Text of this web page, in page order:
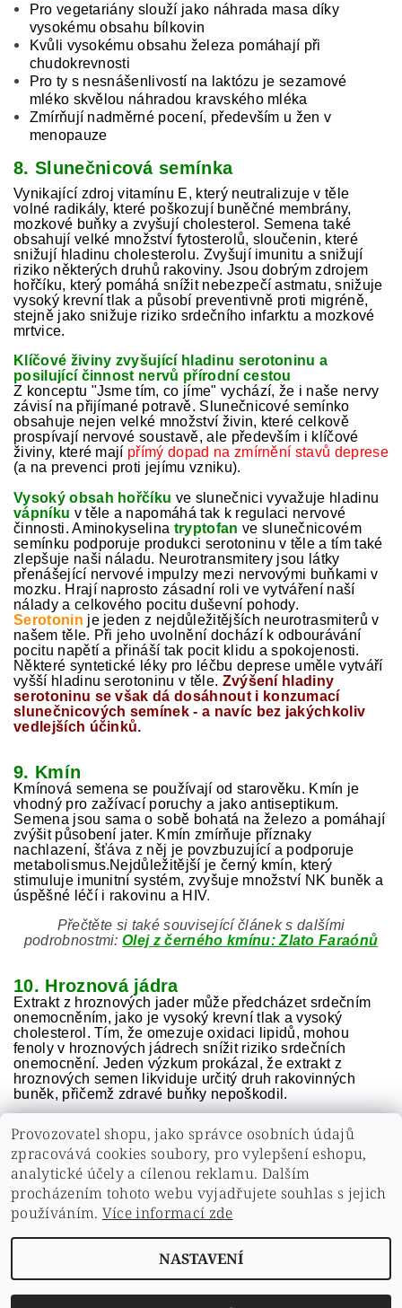
Pro vegetariány slouží jako náhrada masa díky
vysokému obsahu bílkovin
Kvůli vysokému obsahu železa pomáhají při
chudokrevnosti
Pro ty s nesnášenlivostí na laktózu je sezamové
mléko skvělou náhradou kravského mléka
Zmírňují nadměrné pocení, především u žen v
menopauze
8. Slunečnicová semínka
Vynikající zdroj vitamínu E, který neutralizuje v těle
volné radikály, které poškozují buněčné membrány,
mozkové buňky a zvyšují cholesterol. Semena také
obsahují velké množství fytosterolů, sloučenin, které
snižují hladinu cholesterolu. Zvyšují imunitu a snižují
riziko některých druhů rakoviny. Jsou dobrým zdrojem
hořčíku, který pomáhá snížit nebezpečí astmatu, snižuje
vysoký krevní tlak a působí preventivně proti migréně,
stejně jako snižuje riziko srdečního infarktu a mozkové
mrtvice.
Klíčové živiny zvyšující hladinu serotoninu a
posilující činnost nervů přírodní cestou
Z konceptu "Jsme tím, co jíme" vychází, že i naše nervy
závisí na přijímané potravě. Slunečnicové semínko
obsahuje nejen velké množství živin, které celkově
prospívají nervové soustavě, ale především i klíčové
živiny, které mají přímý dopad na zmírnění stavů deprese
(a na prevenci proti jejímu vzniku).
Vysoký obsah hořčíku ve slunečnici vyvažuje hladinu
vápníku v těle a napomáhá tak k regulaci nervové
činnosti. Aminokyselina tryptofan ve slunečnicovém
semínku podporuje produkci serotoninu v těle a tím také
zlepšuje naši náladu. Neurotransmitery jsou látky
přenášející nervové impulzy mezi nervovými buňkami v
mozku. Hrají naprosto zásadní roli ve vytváření naší
nálady a celkového pocitu duševní pohody.
Serotonin je jeden z nejdůležitějších neurotrasmiterů v
našem těle. Při jeho uvolnění dochází k odbourávání
pocitu napětí a přináší tak pocit klidu a spokojenosti.
Některé syntetické léky pro léčbu deprese uměle vytváří
vyšší hladinu serotoninu v těle. Zvýšení hladiny
serotoninu se však dá dosáhnout i konzumací
slunečnicových semínek - a navíc bez jakýchkoliv
vedlejších účinků.
9. Kmín
Kmínová semena se používají od starověku. Kmín je
vhodný pro zažívací poruchy a jako antiseptikum.
Semena jsou sama o sobě bohatá na železo a pomáhají
zvýšit působení jater. Kmín zmírňuje příznaky
nachlazení, šťáva z něj je povzbuzující a podporuje
metabolismus.Nejdůležitější je černý kmín, který
stimuluje imunitní systém, zvyšuje množství NK buněk a
úspěšné léčí i rakovinu a HIV.
Přečtěte si také související článek s dalšími
podrobnostmi:Olej z černého kmínu: Zlato Faraónů
10. Hroznová jádra
Extrakt z hroznových jader může předcházet srdečním
onemocněním, jako je vysoký krevní tlak a vysoký
cholesterol. Tím, že omezuje oxidaci lipidů, mohou
fenoly v hroznových jádrech snížit riziko srdečních
onemocnění. Jeden výzkum prokázal, že extrakt z
hroznových semen likviduje určitý druh rakovinných
buněk, přičemž zdravé buňky nepoškodil.
PŘEDCHOZÍ ČLÁNEK DALŠÍ ČLÁNEK
2026 ©Zdravíčko, všechna práva vyhrazenaUpravit nastavení cookies
Provozovatel shopu, jako správce osobních údajů
zpracovává cookies soubory, pro vylepšení eshopu,
analytické účely a cílenou reklamu. Dalším
procházením tohoto webu vyjadřujete souhlas s jejich
používáním. Více informací zde
NASTAVENÍ